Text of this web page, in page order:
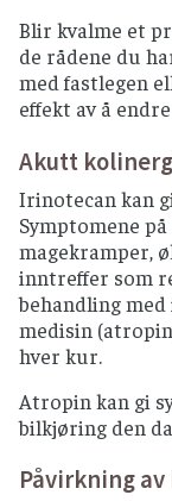
Blir kvalme et
de rådene du
med fastlegen
effekt av å
Akutt
Irinotecan kan
Symptomene
magekramper,
inntreffer som
behandling
medisin
hver kur.
Atropin kan gi
bilkjøring den
Påvirkning